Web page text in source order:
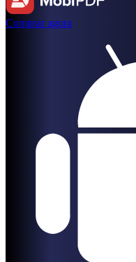
Comprar agora